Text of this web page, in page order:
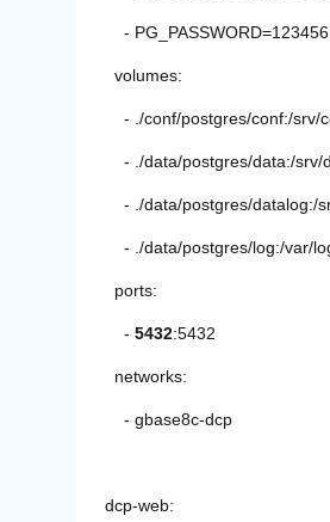
- PG_PASSWORD=123456
volumes:
- ./conf/postgres/conf:/srv/
- ./data/postgres/data:/srv/
- ./data/postgres/datalog:/
- ./data/postgres/log:/var/
ports:
- 5432:5432
networks:
- gbase8c-dcp
dcp-web: